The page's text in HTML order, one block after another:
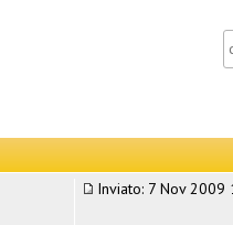
Inviato: 7 Nov 2009